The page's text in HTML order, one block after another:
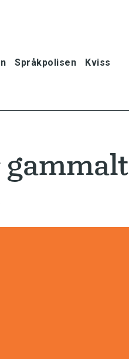
Språkpolisen Kviss